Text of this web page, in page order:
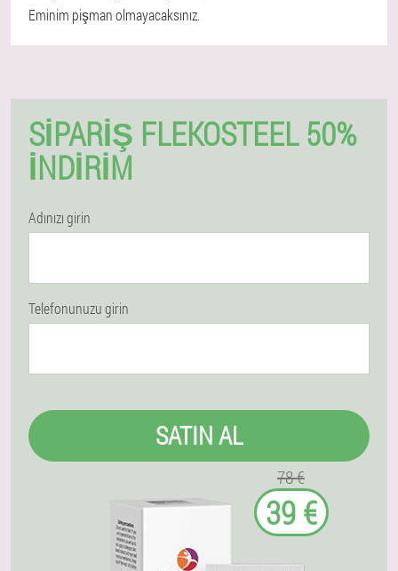
Eminim pişman olmayacaksınız.
SIPARIŞ FLEKOSTEEL 50%
İNDIRIM
Adınızı girin
Telefonunuzu girin
SATIN AL
78 €
39 €